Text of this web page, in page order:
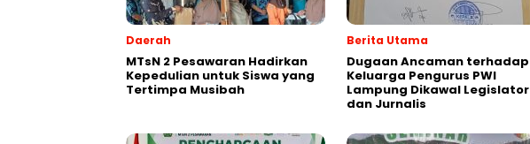
Daerah
MTsN 2 Pesawaran Hadirkan
Kepedulian untuk Siswa yang
Tertimpa Musibah
Berita Utama
Dugaan Ancaman terhadap
Keluarga Pengurus PWI
Lampung Dikawal Legislator
dan Jurnalis